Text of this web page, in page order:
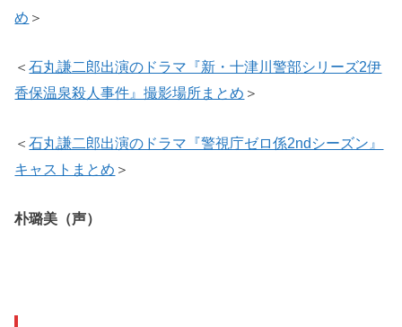
め ＞
＜石丸謙二郎出演のドラマ『新・十津川警部シリーズ2伊
香保温泉殺人事件』撮影場所まとめ ＞
＜石丸謙二郎出演のドラマ『警視庁ゼロ係2ndシーズン』
キャストまとめ ＞
朴璐美（声）